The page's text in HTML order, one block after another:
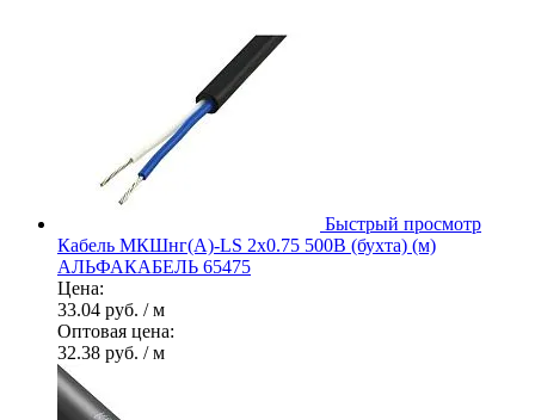
Быстрый просмотр
Кабель МКШнг(А)-LS 2х0.75 500В (бухта) (м)
АЛЬФАКАБЕЛЬ 65475
Цена:
33.04 руб. / м
Оптовая цена:
32.38 руб. / м